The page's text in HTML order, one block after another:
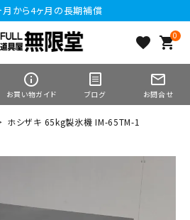
から4ヶ月の長期補償
favorite 0
shopping_cart
info_outline
お買い物ガイド ブログ
mail_outline
お問合せ
ホシザキ 65kg製氷機 IM-65TM-1